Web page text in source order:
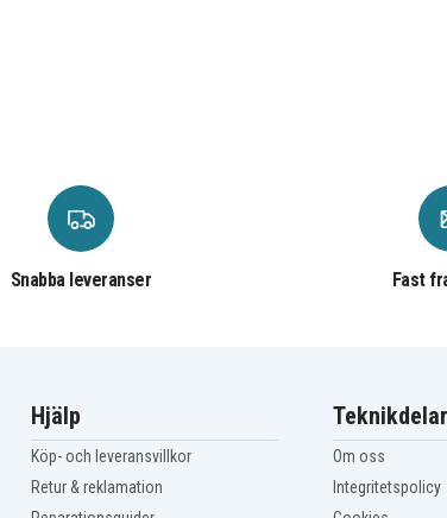
Snabba leveranser Fast
Hjälp
Köp- och leveransvillkor
Retur & reklamation
Om oss
Integritetspolicy